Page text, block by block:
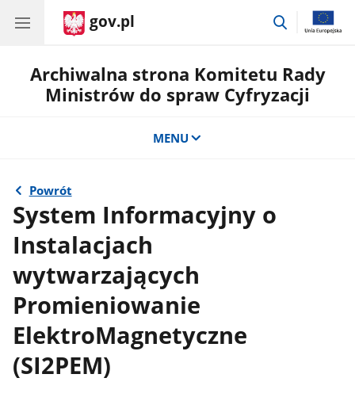
gov.pl
przejdź
Archiwalna strona Komitetu Rady
Ministrów do spraw Cyfryzacji
MENU
Powrót
System Informacyjny o
Instalacjach
wytwarzających
Promieniowanie
ElektroMagnetyczne
(SI2PEM)